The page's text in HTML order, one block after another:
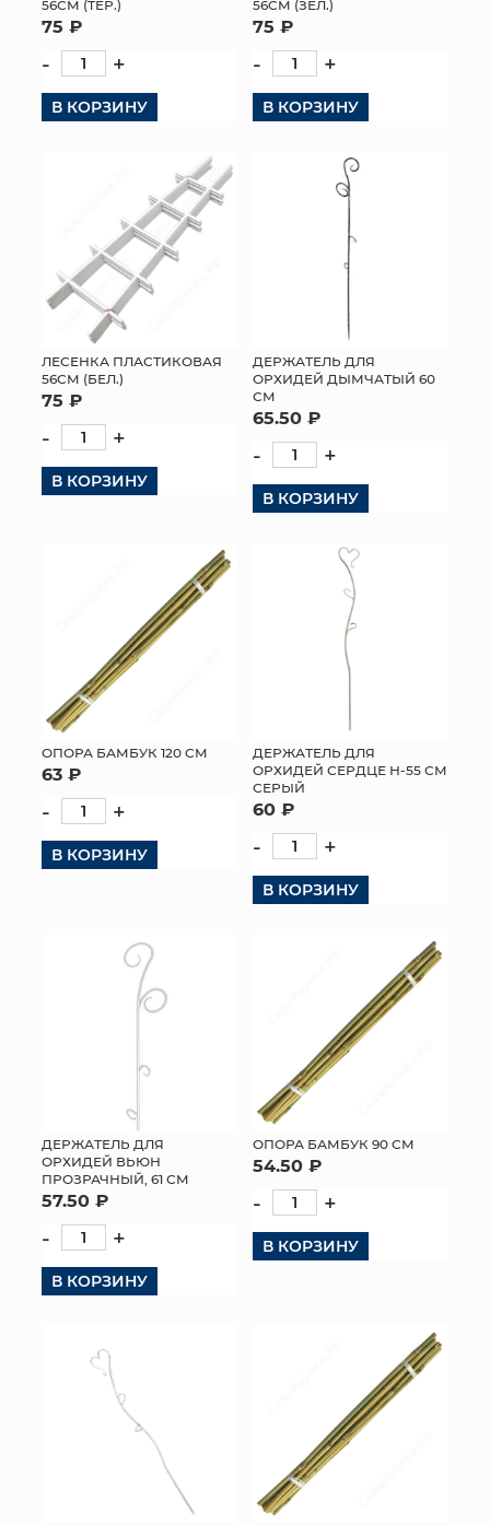
56СМ (ТЕР.)
75 ₽
- +
В КОРЗИНУ
56СМ (ЗЕЛ.)
75 ₽
- +
В КОРЗИНУ
ЛЕСЕНКА ПЛАСТИКОВАЯ
56СМ (БЕЛ.)
75 ₽
- +
В КОРЗИНУ
ДЕРЖАТЕЛЬ ДЛЯ
ОРХИДЕЙ ДЫМЧАТЫЙ 60
СМ
65.50 ₽
- +
В КОРЗИНУ
ОПОРА БАМБУК 120 СМ
63 ₽
- +
В КОРЗИНУ
ДЕРЖАТЕЛЬ ДЛЯ
ОРХИДЕЙ СЕРДЦЕ Н-55 СМ
СЕРЫЙ
60 ₽
- +
В КОРЗИНУ
ДЕРЖАТЕЛЬ ДЛЯ
ОРХИДЕЙ ВЬЮН
ПРОЗРАЧНЫЙ, 61 СМ
57.50 ₽
- +
В КОРЗИНУ
ОПОРА БАМБУК 90 СМ
54.50 ₽
- +
В КОРЗИНУ